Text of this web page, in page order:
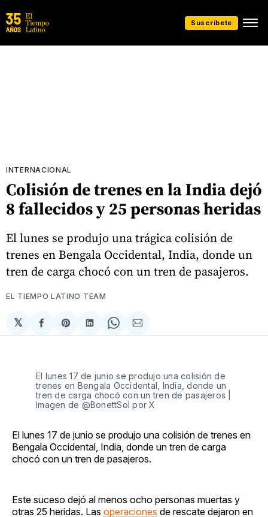
Suscríbete
INTERNACIONAL
Colisión de trenes en la India dejó
8 fallecidos y 25 personas heridas
El lunes se produjo una trágica colisión de
trenes en Bengala Occidental, India, donde un
tren de carga chocó con un tren de pasajeros.
EL TIEMPO LATINO TEAM
𝕏
Compartir
en
Share
on
Compartir
en
Share
on
Compartir
via
El lunes 17 de junio se produjo una colisión de
trenes en Bengala Occidental, India, donde un
tren de carga chocó con un tren de pasajeros |
Imagen de @BonettSol por X
El lunes 17 de junio se produjo una colisión de trenes en
Bengala Occidental, India, donde un tren de carga
chocó con un tren de pasajeros.
Este suceso dejó al menos ocho personas muertas y
otras 25 heridas. Las operaciones de rescate dejaron en